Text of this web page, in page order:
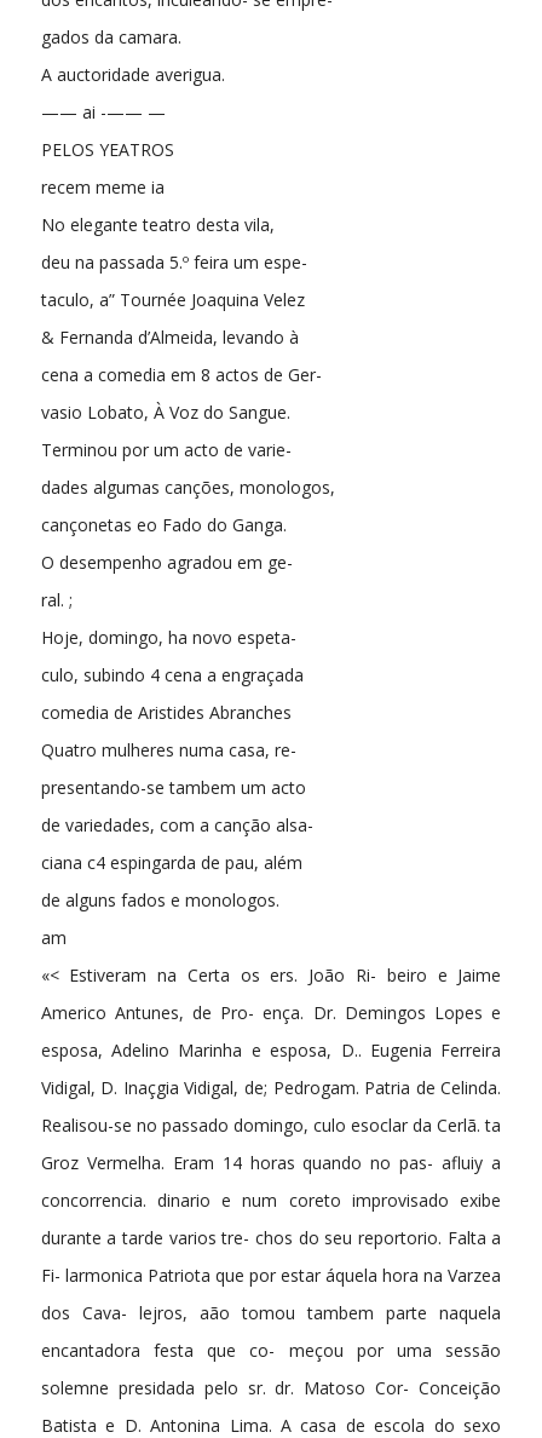
gados da camara.
A auctoridade averigua.
—— ai -—— —
PELOS YEATROS
recem meme ia
No elegante teatro desta vila,
deu na passada 5.º feira um espe-
taculo, a” Tournée Joaquina Velez
& Fernanda d’Almeida, levando à
cena a comedia em 8 actos de Ger-
vasio Lobato, À Voz do Sangue.
Terminou por um acto de varie-
dades algumas canções, monologos,
cançonetas eo Fado do Ganga.
O desempenho agradou em ge-
ral. ;
Hoje, domingo, ha novo espeta-
culo, subindo 4 cena a engraçada
comedia de Aristides Abranches
Quatro mulheres numa casa, re-
presentando-se tambem um acto
de variedades, com a canção alsa-
ciana c4 espingarda de pau, além
de alguns fados e monologos.
am
«< Estiveram na Certa os ers. João Ri- beiro e Jaime
Americo Antunes, de Pro- ença. Dr. Demingos Lopes e
esposa, Adelino Marinha e esposa, D.. Eugenia Ferreira
Vidigal, D. Inaçgia Vidigal, de; Pedrogam. Patria de Celinda.
Realisou-se no passado domingo, culo esoclar da Cerlã. ta
Groz Vermelha. Eram 14 horas quando no pas- afluiy a
concorrencia. dinario e num coreto improvisado exibe
durante a tarde varios tre- chos do seu reportorio. Falta a
Fi- larmonica Patriota que por estar áquela hora na Varzea
dos Cava- lejros, aão tomou tambem parte naquela
encantadora festa que co- meçou por uma sessão
solemne presidada pelo sr. dr. Matoso Cor- Conceição
Batista e D. Antonina Lima. A casa de escola do sexo